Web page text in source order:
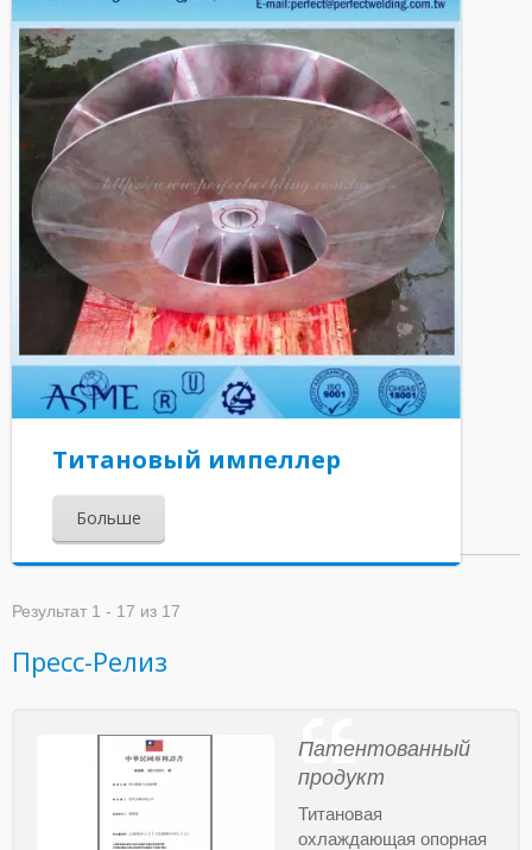
Титановый импеллер
Больше
Результат 1 - 17 из 17
Пресс-Релиз
Патентованный
продукт
Титановая
охлаждающая опорная